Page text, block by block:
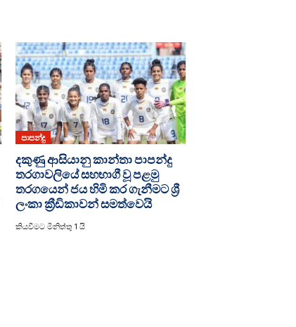
පාපන්දු
දකුණු ආසියානු කාන්තා පාපන්දු
තරගාවලියේ සහභාගී වූ පළමු
තරගයෙන් ජය හිමි කර ගැනීමට ශ්‍රී
ලංකා ක්‍රීඩිකාවන් සමත්වෙයි
කියවීමට මිනිත්තු 1 යි